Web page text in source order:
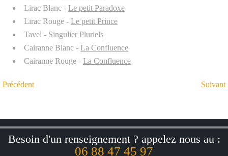
Lirac Blanc - Le petit Paradoxe
Lirac Rouge - Le petit Prince
Tavel - Singulier Pluriels
Cairanne Blanc - La Confluence
Cairanne Rouge - La Confluence
Précédent Suivant
Besoin d'un renseignement ? appelez nous au :
06 88 47 45 97